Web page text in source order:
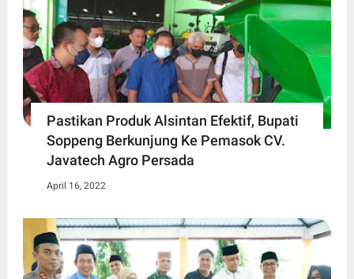
Pastikan Produk Alsintan Efektif, Bupati
Soppeng Berkunjung Ke Pemasok CV.
Javatech Agro Persada
April 16, 2022